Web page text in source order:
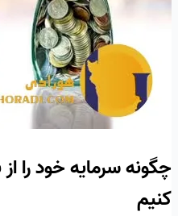
چگونه سرمایه خود را
کنیم